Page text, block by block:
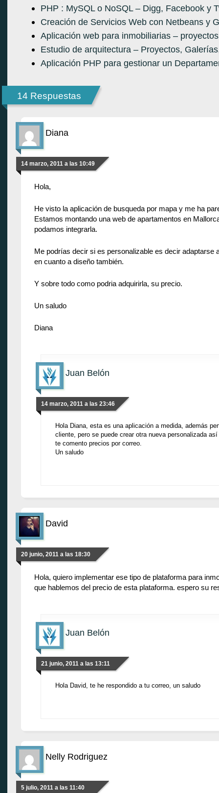
PHP : MySQL o NoSQL – Digg, Facebook y
Creación de Servicios Web con Netbeans y
Aplicación web para inmobiliarias –
Estudio de arquitectura – Proyectos,
Aplicación PHP para gestionar un
14 Respuestas
Diana
14 marzo, 2011 a las 10:49
Hola,
He visto la aplicación de busqueda por mapa y me ha
Estamos montando una web de apartamentos en
podamos integrarla.
Me podrías decir si es personalizable es decir adaptarse
en cuanto a diseño también.
Y sobre todo como podria adquirirla, su precio.
Un saludo
Diana
Juan Belón
14 marzo, 2011 a las 23:46
Hola Diana, esta es una aplicación a medida, además
cliente, pero se puede crear otra nueva personalizada
te comento precios por correo.
Un saludo
David
20 junio, 2011 a las 18:30
Hola, quiero implementar ese tipo de plataforma para
que hablemos del precio de esta plataforma. espero su
Juan Belón
21 junio, 2011 a las 13:11
Hola David, te he respondido a tu correo, un saludo
Nelly Rodriguez
5 julio, 2011 a las 11:40